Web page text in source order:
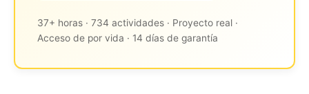
37+ horas · 734 actividades · Proyecto real ·
Acceso de por vida · 14 días de garantía